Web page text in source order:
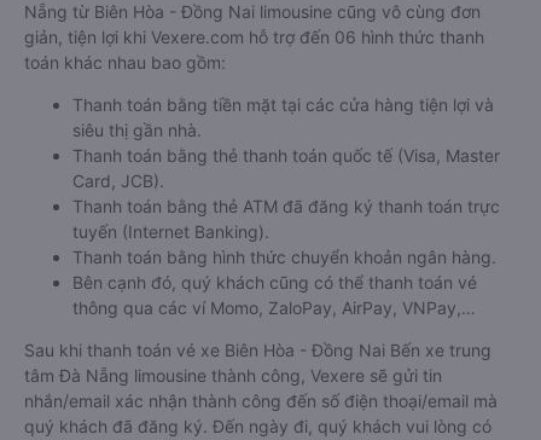
Nẵng từ Biên Hòa - Đồng Nai limousine cũng vô cùng đơn
giản, tiện lợi khi Vexere.com hỗ trợ đến 06 hình thức thanh
toán khác nhau bao gồm:
Thanh toán bằng tiền mặt tại các cửa hàng tiện lợi và
siêu thị gần nhà.
Thanh toán bằng thẻ thanh toán quốc tế (Visa, Master
Card, JCB).
Thanh toán bằng thẻ ATM đã đăng ký thanh toán trực
tuyến (Internet Banking).
Thanh toán bằng hình thức chuyển khoản ngân hàng.
Bên cạnh đó, quý khách cũng có thể thanh toán vé
thông qua các ví Momo, ZaloPay, AirPay, VNPay,…
Sau khi thanh toán vé xe Biên Hòa - Đồng Nai Bến xe trung
tâm Đà Nẵng limousine thành công, Vexere sẽ gửi tin
nhắn/email xác nhận thành công đến số điện thoại/email mà
quý khách đã đăng ký. Đến ngày đi, quý khách vui lòng có